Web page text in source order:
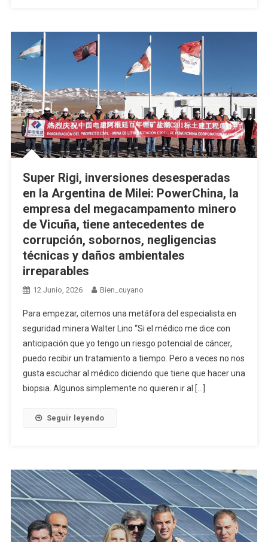
Super Rigi, inversiones desesperadas
en la Argentina de Milei: PowerChina, la
empresa del megacampamento minero
de Vicuña, tiene antecedentes de
corrupción, sobornos, negligencias
técnicas y daños ambientales
irreparables
12 Junio, 2026 Bien_cuyano
Para empezar, citemos una metáfora del especialista en
seguridad minera Walter Lino “Si el médico me dice con
anticipación que yo tengo un riesgo potencial de cáncer,
puedo recibir un tratamiento a tiempo. Pero a veces no nos
gusta escuchar al médico diciendo que tiene que hacer una
biopsia. Algunos simplemente no quieren ir al […]
Seguir leyendo